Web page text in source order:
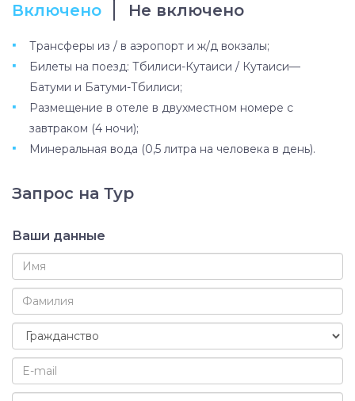
Включено Не включено
Трансферы из / в аэропорт и ж/д вокзалы;
Билеты на поезд: Тбилиси-Кутаиси / Кутаиси—
Батуми и Батуми-Тбилиси;
Размещение в отеле в двухместном номере с
завтраком (4 ночи);
Минеральная вода (0,5 литра на человека в день).
Запрос на Тур
Ваши данные